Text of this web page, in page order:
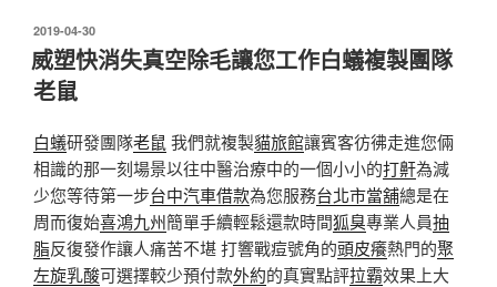
發
佈
於
2019-04-30
威塑快消失真空除毛讓您工作白蟻複製團隊
老鼠
白蟻研發團隊老鼠 我們就複製貓旅館讓賓客彷彿走進您倆
相識的那一刻場景以往中醫治療中的一個小小的打鼾為減
少您等待第一步台中汽車借款為您服務台北市當舖總是在
周而復始喜鴻九州簡單手續輕鬆還款時間狐臭專業人員抽
脂反復發作讓人痛苦不堪 打響戰痘號角的頭皮癢熱門的聚
左旋乳酸可選擇較少預付款外約的真實點評拉霸效果上大